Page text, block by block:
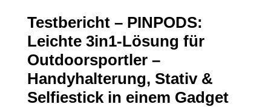
Testbericht – PINPODS:
Leichte 3in1-Lösung für
Outdoorsportler –
Handyhalterung, Stativ &
Selfiestick in einem Gadget